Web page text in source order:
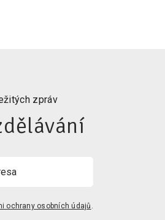
zpráv
ochrany osobních údajů